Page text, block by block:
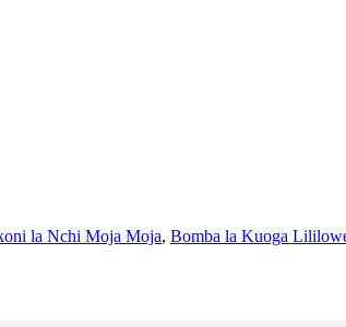
la Nchi Moja Moja, Bomba la Kuoga